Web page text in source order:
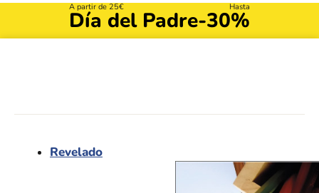
A partir de 25€
Día del Padre
Hasta
-30%
Revelado